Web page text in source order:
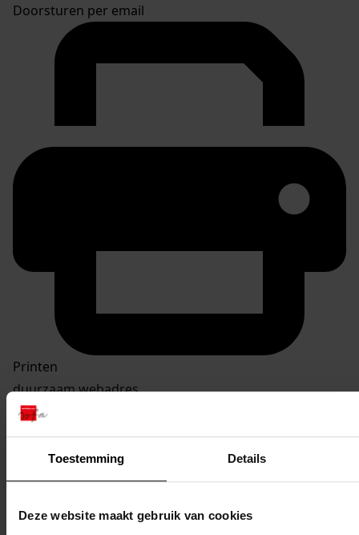
Toestemming Details
Deze website maakt gebruik van cookies
Doorsturen per email
Printen
duurzaam webadres
Inventaris Bouwvergunningen 1939-1978